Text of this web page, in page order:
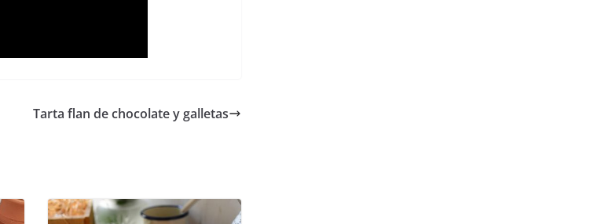
Tarta flan de chocolate y galletas